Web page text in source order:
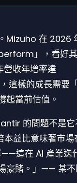
Mizuho 在 2026
」，看好
營收年增率達
這樣的成長需要
起當前估值。
的問題不是
本益比意味著市
——這在 AI 產業迭
豪賭。」—— 某